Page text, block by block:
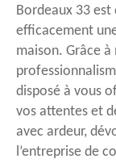
Bordeaux 33
efficacement
maison. Grâce
disposé à vous
vos attentes et
avec ardeur,
l’entreprise de